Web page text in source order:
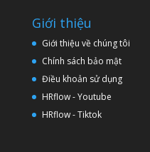
Giới thiệu
Giới thiệu về chúng tôi
Chính sách bảo mật
Điều khoản sử dụng
HRflow - Youtube
HRflow - Tiktok